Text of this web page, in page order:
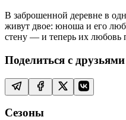
В заброшенной деревне в
живут двое: юноша и его
стену — и теперь их любовь
Поделиться с друзьями
Сезоны